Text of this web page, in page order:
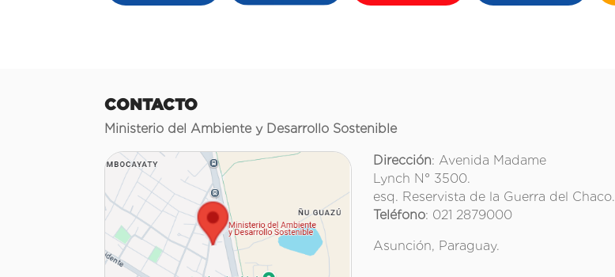
CONTACTO
Ministerio del Ambiente y Desarrollo Sostenible
Dirección: Avenida Madame
Lynch N° 3500.
esq. Reservista de la Guerra del Chaco.
Teléfono: 021 2879000
Asunción, Paraguay.